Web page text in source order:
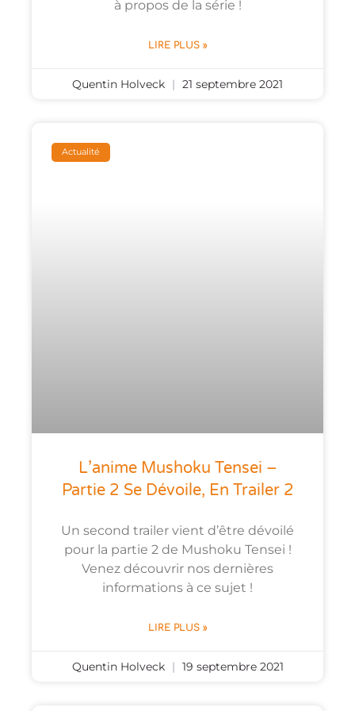
à propos de la série !
LIRE PLUS »
Quentin Holveck 21 septembre 2021
Actualité
L’anime Mushoku Tensei –
Partie 2 Se Dévoile, En Trailer 2
Un second trailer vient d’être dévoilé
pour la partie 2 de Mushoku Tensei !
Venez découvrir nos dernières
informations à ce sujet !
LIRE PLUS »
Quentin Holveck 19 septembre 2021